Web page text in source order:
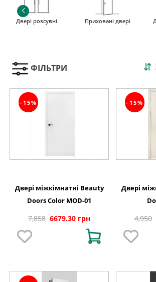
Двері розсувні Приховані двері
ФІЛЬТРИ
−15%
Двері міжкімнатні Beauty
Doors Color MOD-01
7,858 6679.30 грн
−15%
Двері
4,950